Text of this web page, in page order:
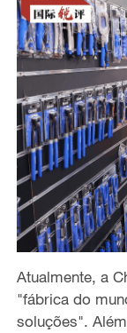
Atualmente, a
"fábrica do
soluções".